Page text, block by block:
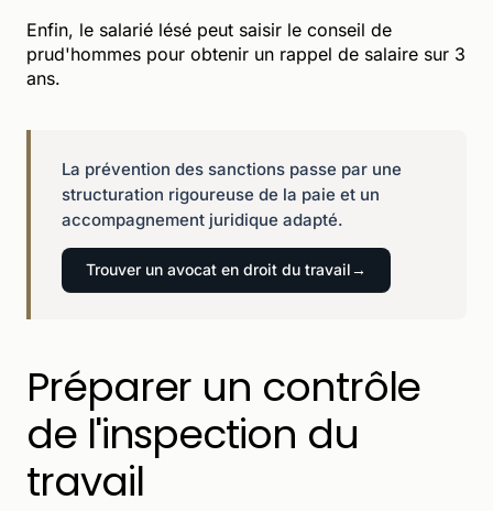
Enfin, le salarié lésé peut saisir le conseil de
prud'hommes pour obtenir un rappel de salaire sur 3
ans.
La prévention des sanctions passe par une
structuration rigoureuse de la paie et un
accompagnement juridique adapté.
Trouver un avocat en droit du travail
Préparer un contrôle
de l'inspection du
travail